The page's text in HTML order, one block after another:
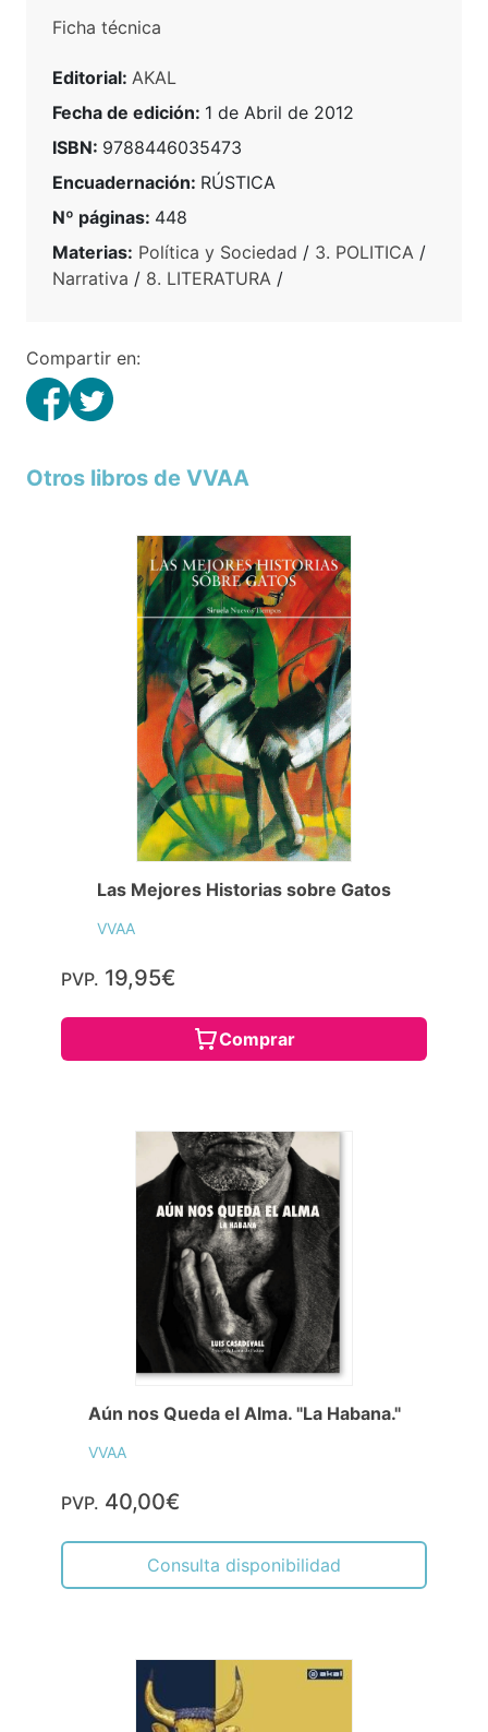
Ficha técnica
Editorial: AKAL
Fecha de edición: 1 de Abril de 2012
ISBN: 9788446035473
Encuadernación: RÚSTICA
Nº páginas: 448
Materias: Política y Sociedad / 3. POLITICA /
Narrativa / 8. LITERATURA /
Compartir en:
Otros libros de VVAA
Las Mejores Historias sobre Gatos
VVAA
PVP. 19,95€
Comprar
Aún nos Queda el Alma. "La Habana."
VVAA
PVP. 40,00€
Consulta disponibilidad